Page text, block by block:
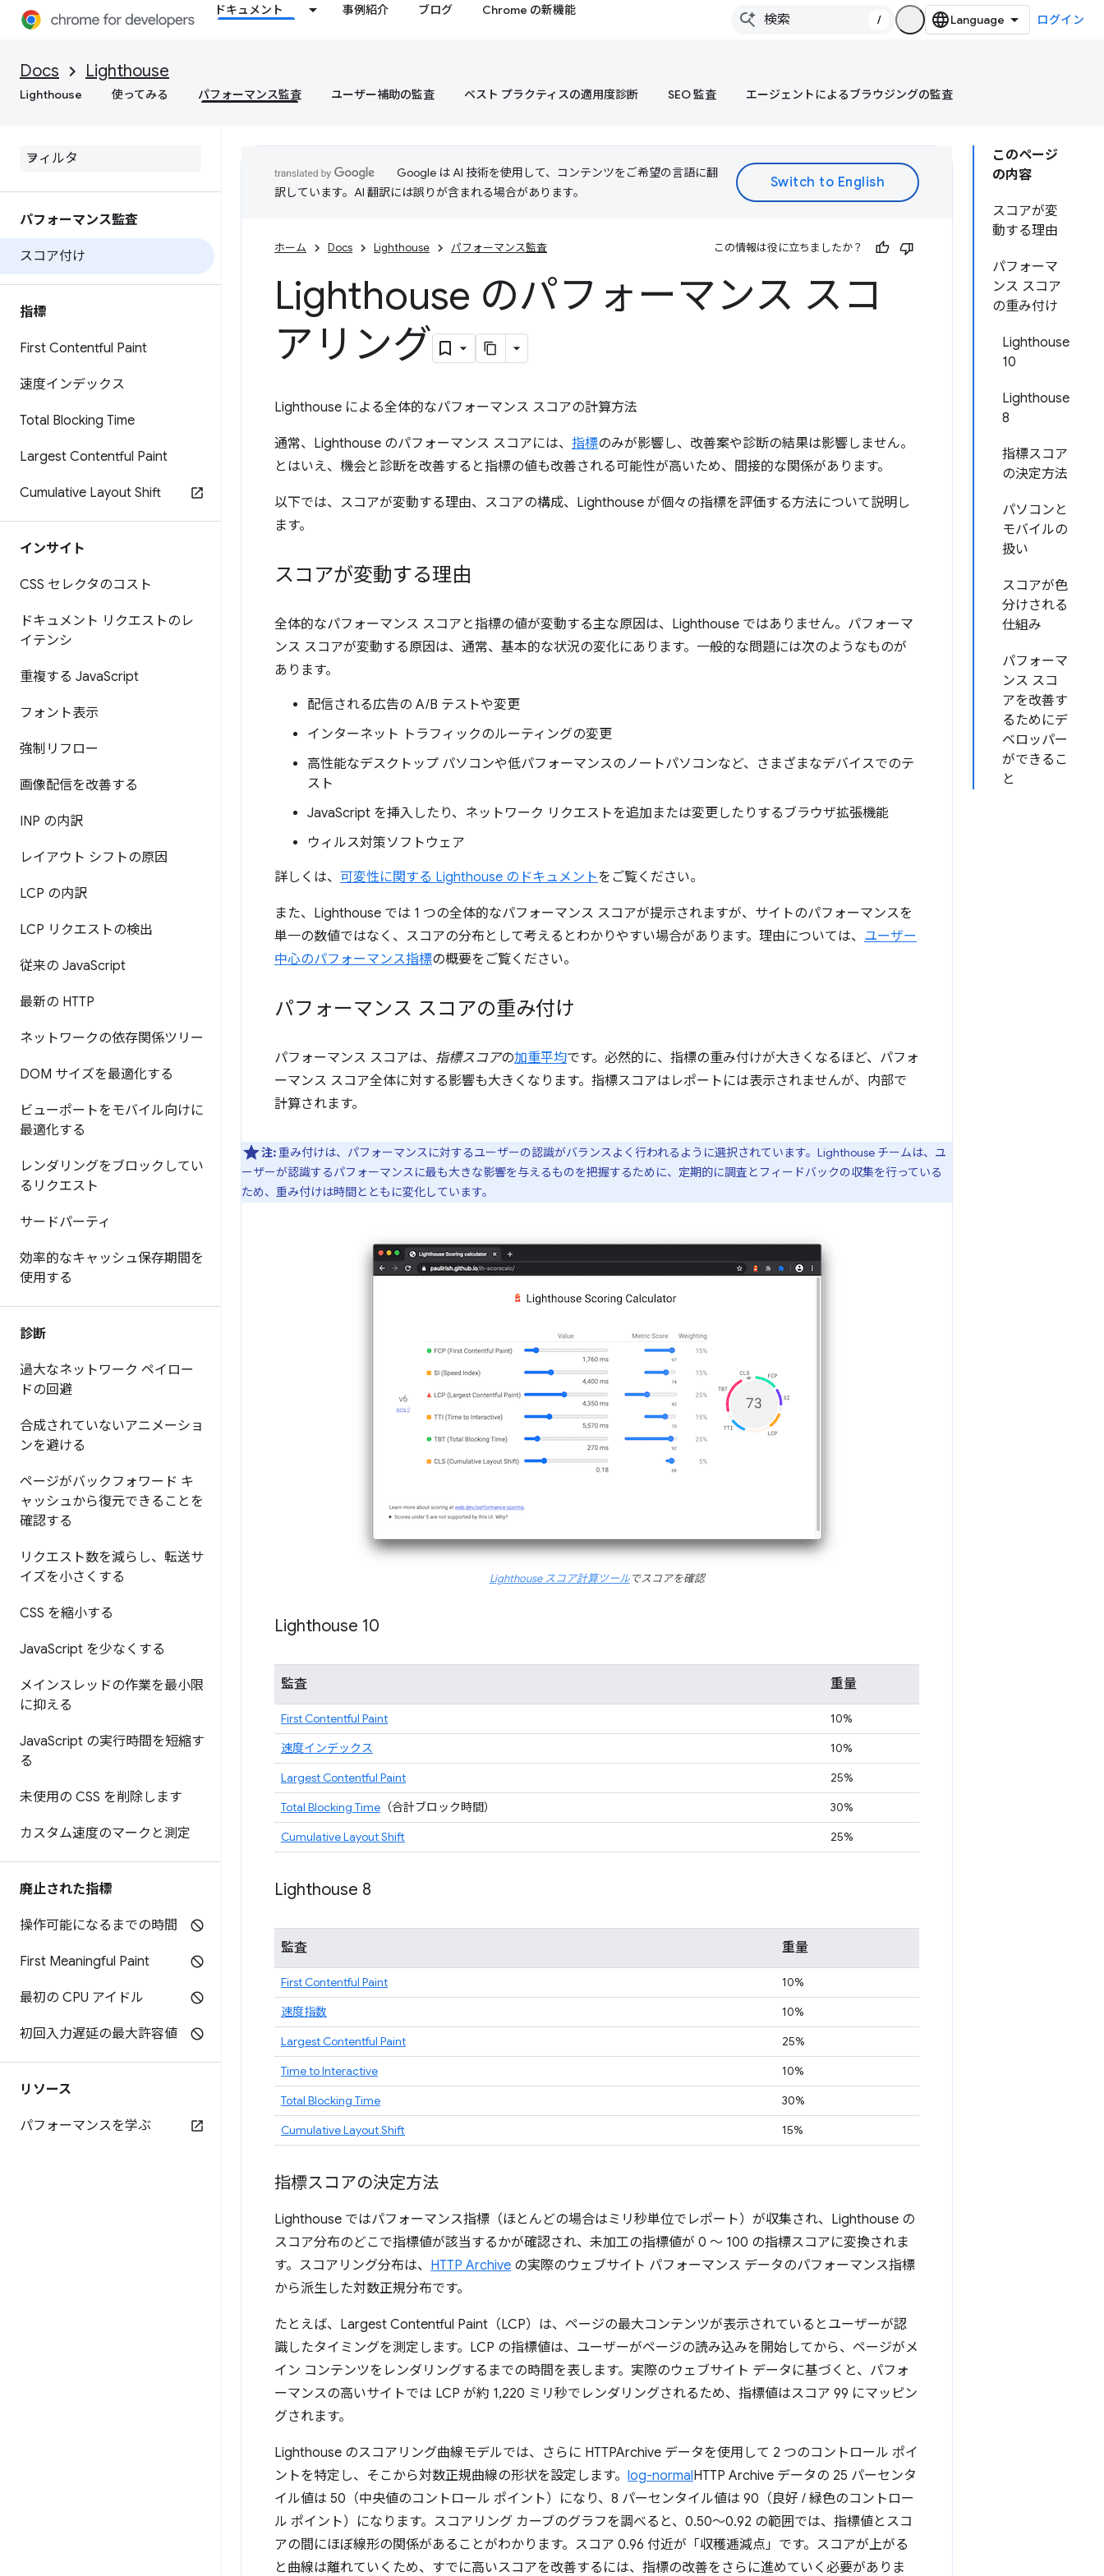
ドキュメント 事例紹介 ブログ Chrome の新機能
/ ログイン
Docs Lighthouse
Lighthouse 使ってみる パフォーマンス監査 ユーザー補助の監査 ベスト プラクティスの適用度診断 SEO 監査 エージェントによるブラウジングの監査
パフォーマンス監査
スコア付け
指標
First Contentful Paint
速度インデックス
Total Blocking Time
Largest Contentful Paint
Cumulative Layout Shift
インサイト
CSS セレクタのコスト
ドキュメント リクエストのレ
イテンシ
重複する JavaScript
フォント表示
強制リフロー
画像配信を改善する
INP の内訳
レイアウト シフトの原因
LCP の内訳
LCP リクエストの検出
従来の JavaScript
最新の HTTP
ネットワークの依存関係ツリー
DOM サイズを最適化する
ビューポートをモバイル向けに
最適化する
レンダリングをブロックしてい
るリクエスト
サードパーティ
効率的なキャッシュ保存期間を
使用する
診断
過大なネットワーク ペイロー
ドの回避
合成されていないアニメーショ
ンを避ける
ページがバックフォワード キ
ャッシュから復元できることを
確認する
リクエスト数を減らし、転送サ
イズを小さくする
CSS を縮小する
JavaScript を少なくする
メインスレッドの作業を最小限
に抑える
JavaScript の実行時間を短縮す
る
未使用の CSS を削除します
カスタム速度のマークと測定
廃止された指標
操作可能になるまでの時間
First Meaningful Paint
最初の CPU アイドル
初回入力遅延の最大許容値
リソース
パフォーマンスを学ぶ
このページ
の内容
スコアが変
動する理由
パフォーマ
ンス スコア
の重み付け
Lighthouse
10
Lighthouse
8
指標スコア
の決定方法
パソコンと
モバイルの
扱い
スコアが色
分けされる
仕組み
パフォーマ
ンス スコ
アを改善す
るためにデ
ベロッパー
ができるこ
と
Google は AI 技術を使用して、コンテンツをご希望の言語に翻
訳しています。AI 翻訳には誤りが含まれる場合があります。
ホーム Docs Lighthouse パフォーマンス監査 この情報は役に立ちましたか？
Lighthouse のパフォーマンス スコ
アリング
Lighthouse による全体的なパフォーマンス スコアの計算方法
通常、Lighthouse のパフォーマンス スコアには、 指標のみが影響し、改善案や診断の結果は影響しません。
とはいえ、機会と診断を改善すると指標の値も改善される可能性が高いため、間接的な関係があります。
以下では、スコアが変動する理由、スコアの構成、Lighthouse が個々の指標を評価する方法について説明し
ます。
スコアが変動する理由
全体的なパフォーマンス スコアと指標の値が変動する主な原因は、Lighthouse ではありません。パフォーマ
ンス スコアが変動する原因は、通常、基本的な状況の変化にあります。一般的な問題には次のようなものが
あります。
配信される広告の A/B テストや変更
インターネット トラフィックのルーティングの変更
高性能なデスクトップ パソコンや低パフォーマンスのノートパソコンなど、さまざまなデバイスでのテ
スト
JavaScript を挿入したり、ネットワーク リクエストを追加または変更したりするブラウザ拡張機能
ウィルス対策ソフトウェア
詳しくは、 可変性に関する Lighthouse のドキュメントをご覧ください。
また、Lighthouse では 1 つの全体的なパフォーマンス スコアが提示されますが、サイトのパフォーマンスを
単一の数値ではなく、スコアの分布として考えるとわかりやすい場合があります。理由については、 ユーザー
中心のパフォーマンス指標の概要をご覧ください。
パフォーマンス スコアの重み付け
パフォーマンス スコアは、 指標スコアの加重平均です。必然的に、指標の重み付けが大きくなるほど、パフォ
ーマンス スコア全体に対する影響も大きくなります。指標スコアはレポートには表示されませんが、内部で
計算されます。
注:重み付けは、パフォーマンスに対するユーザーの認識がバランスよく行われるように選択されています。Lighthouse チームは、ユ
ーザーが認識するパフォーマンスに最も大きな影響を与えるものを把握するために、定期的に調査とフィードバックの収集を行っている
ため、重み付けは時間とともに変化しています。
Lighthouse スコア計算ツールでスコアを確認
Lighthouse 10
監査 重量
First Contentful Paint
10%
速度インデックス
10%
Largest Contentful Paint
25%
Total Blocking Time （合計ブロック時間）
30%
Cumulative Layout Shift
25%
Lighthouse 8
監査 重量
First Contentful Paint
10%
速度指数
10%
Largest Contentful Paint
25%
Time to Interactive
10%
Total Blocking Time
30%
Cumulative Layout Shift
15%
指標スコアの決定方法
Lighthouse ではパフォーマンス指標（ほとんどの場合はミリ秒単位でレポート）が収集され、Lighthouse の
スコア分布のどこで指標値が該当するかが確認され、未加工の指標値が 0 ～ 100 の指標スコアに変換されま
す。スコアリング分布は、 HTTP Archive の実際のウェブサイト パフォーマンス データのパフォーマンス指標
から派生した対数正規分布です。
たとえば、Largest Contentful Paint（LCP）は、ページの最大コンテンツが表示されているとユーザーが認
識したタイミングを測定します。LCP の指標値は、ユーザーがページの読み込みを開始してから、ページがメ
イン コンテンツをレンダリングするまでの時間を表します。実際のウェブサイト データに基づくと、パフォ
ーマンスの高いサイトでは LCP が約 1,220 ミリ秒でレンダリングされるため、指標値はスコア 99 にマッピン
グされます。
Lighthouse のスコアリング曲線モデルでは、さらに HTTPArchive データを使用して 2 つのコントロール ポイ
ントを特定し、そこから対数正規曲線の形状を設定します。 log-normalHTTP Archive データの 25 パーセンタ
イル値は 50（中央値のコントロール ポイント）になり、8 パーセンタイル値は 90（良好 / 緑色のコントロー
ル ポイント）になります。スコアリング カーブのグラフを調べると、0.50～0.92 の範囲では、指標値とスコ
アの間にほぼ線形の関係があることがわかります。スコア 0.96 付近が「収穫逓減点」です。スコアが上がる
と曲線は離れていくため、すでに高いスコアを改善するには、指標の改善をさらに進めていく必要がありま